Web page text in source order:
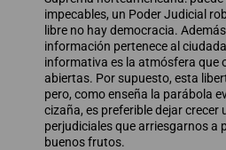
impecables, un Poder Judicial
libre no hay democracia.
información pertenece al
informativa es la atmósfera que
abiertas. Por supuesto, esta
pero, como enseña la parábola
cizaña, es preferible dejar crecer
perjudiciales que arriesgarnos a
buenos frutos.